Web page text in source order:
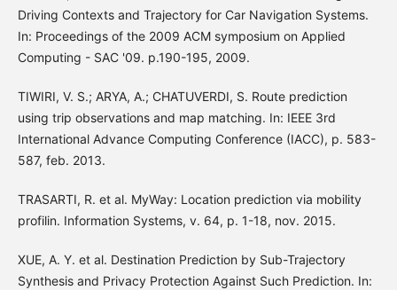
Driving Contexts and Trajectory for Car Navigation Systems.
In: Proceedings of the 2009 ACM symposium on Applied
Computing - SAC '09. p.190-195, 2009.
TIWIRI, V. S.; ARYA, A.; CHATUVERDI, S. Route prediction
using trip observations and map matching. In: IEEE 3rd
International Advance Computing Conference (IACC), p. 583-
587, feb. 2013.
TRASARTI, R. et al. MyWay: Location prediction via mobility
profilin. Information Systems, v. 64, p. 1-18, nov. 2015.
XUE, A. Y. et al. Destination Prediction by Sub-Trajectory
Synthesis and Privacy Protection Against Such Prediction. In: